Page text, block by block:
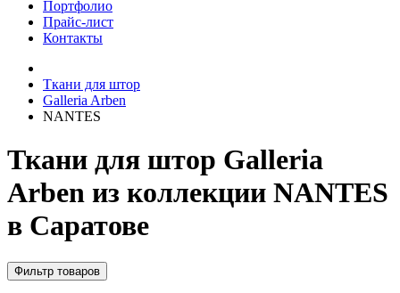
Портфолио
Прайс-лист
Контакты
Ткани для штор
Galleria Arben
NANTES
Ткани для штор Galleria
Arben из коллекции NANTES
в Саратове
Фильтр товаров